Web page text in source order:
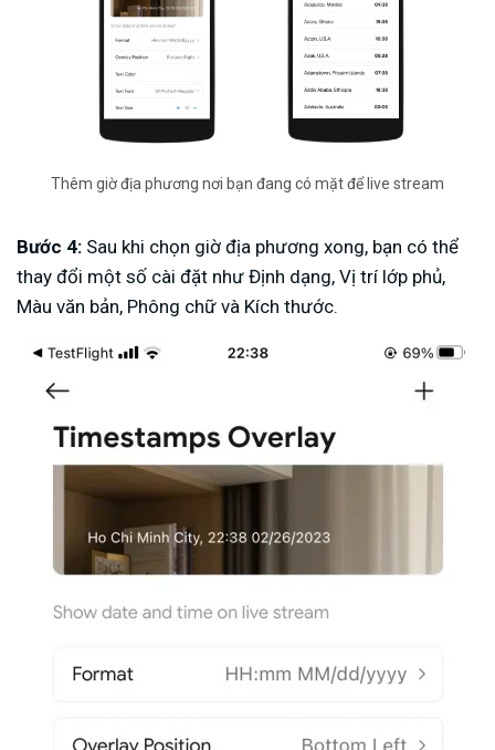
Thêm giờ địa phương nơi bạn đang có mặt để live stream
Bước 4: Sau khi chọn giờ địa phương xong, bạn có thể
thay đổi một số cài đặt như Định dạng, Vị trí lớp phủ,
Màu văn bản, Phông chữ và Kích thước.